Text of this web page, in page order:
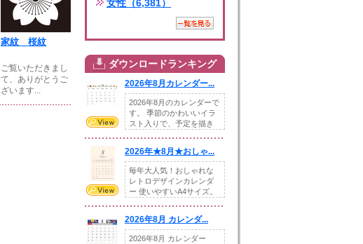
家紋 桜紋
ご覧いただきまし
て、ありがとうご
ざいます...
女性（6,381）
ダウンロードランキング
2026年8月カレンダー...
2026年8月のカレンダーで
す。 季節のかわいいイラ
スト入りで、予定を描き
2026年★8月★おしゃ...
毎年大人気！おしゃれな
レトロデザインカレンダ
ー 使いやすいA4サイズ。
2026年8月 カレンダ...
2026年8月 カレンダー